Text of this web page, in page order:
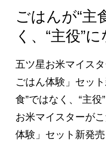
ごはんが“主
く、“主役”に
五ツ星お米マイス
ごはん体験」セッ
食”ではなく、“主
お米マイスターが
体験」セット新発